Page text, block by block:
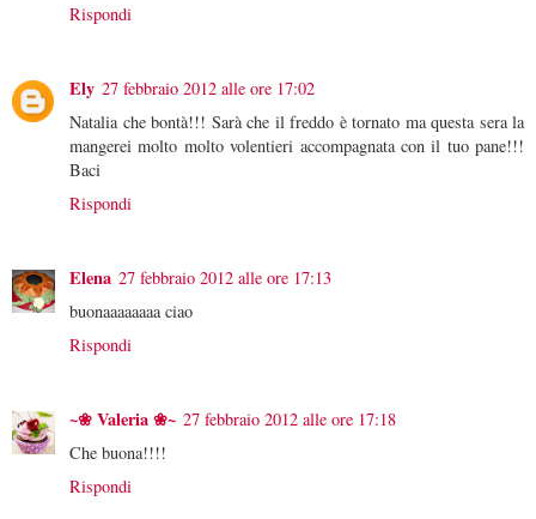
Rispondi
Ely 27 febbraio 2012 alle ore 17:02
Natalia che bontà!!! Sarà che il freddo è tornato ma questa sera la
mangerei molto molto volentieri accompagnata con il tuo pane!!!
Baci
Rispondi
Elena 27 febbraio 2012 alle ore 17:13
buonaaaaaaaa ciao
Rispondi
~❀ Valeria ❀~ 27 febbraio 2012 alle ore 17:18
Che buona!!!!
Rispondi